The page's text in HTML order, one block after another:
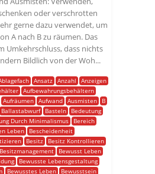
oder verschrotten
gerne dazu verwendet, um
A nach B zu räumen. Das
Umkehrschluss, dass nichts
Bildlich von der Woh...
Ansatz Anzahl
Anzeigen
Aufbewahrungsbehältern
Aufräumen Aufwand Ausmisten
B
Ballastabwurf Basteln
Bedeutung
Durch Minimalismus
Bereich
Leben
Bescheidenheit
Besitz
Besitz Kontrollieren
Besitzmanagement
Bewusst Leben
Bewusste Lebensgestaltung
Bewusstes Leben
Bewusstsein